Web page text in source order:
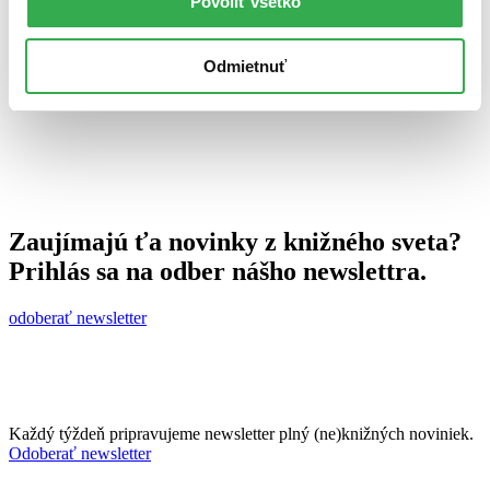
Odmietnuť
Zaujímajú ťa novinky z knižného sveta?
Prihlás sa na odber nášho newslettra.
odoberať newsletter
Každý týždeň pripravujeme newsletter plný (ne)knižných noviniek.
Odoberať newsletter